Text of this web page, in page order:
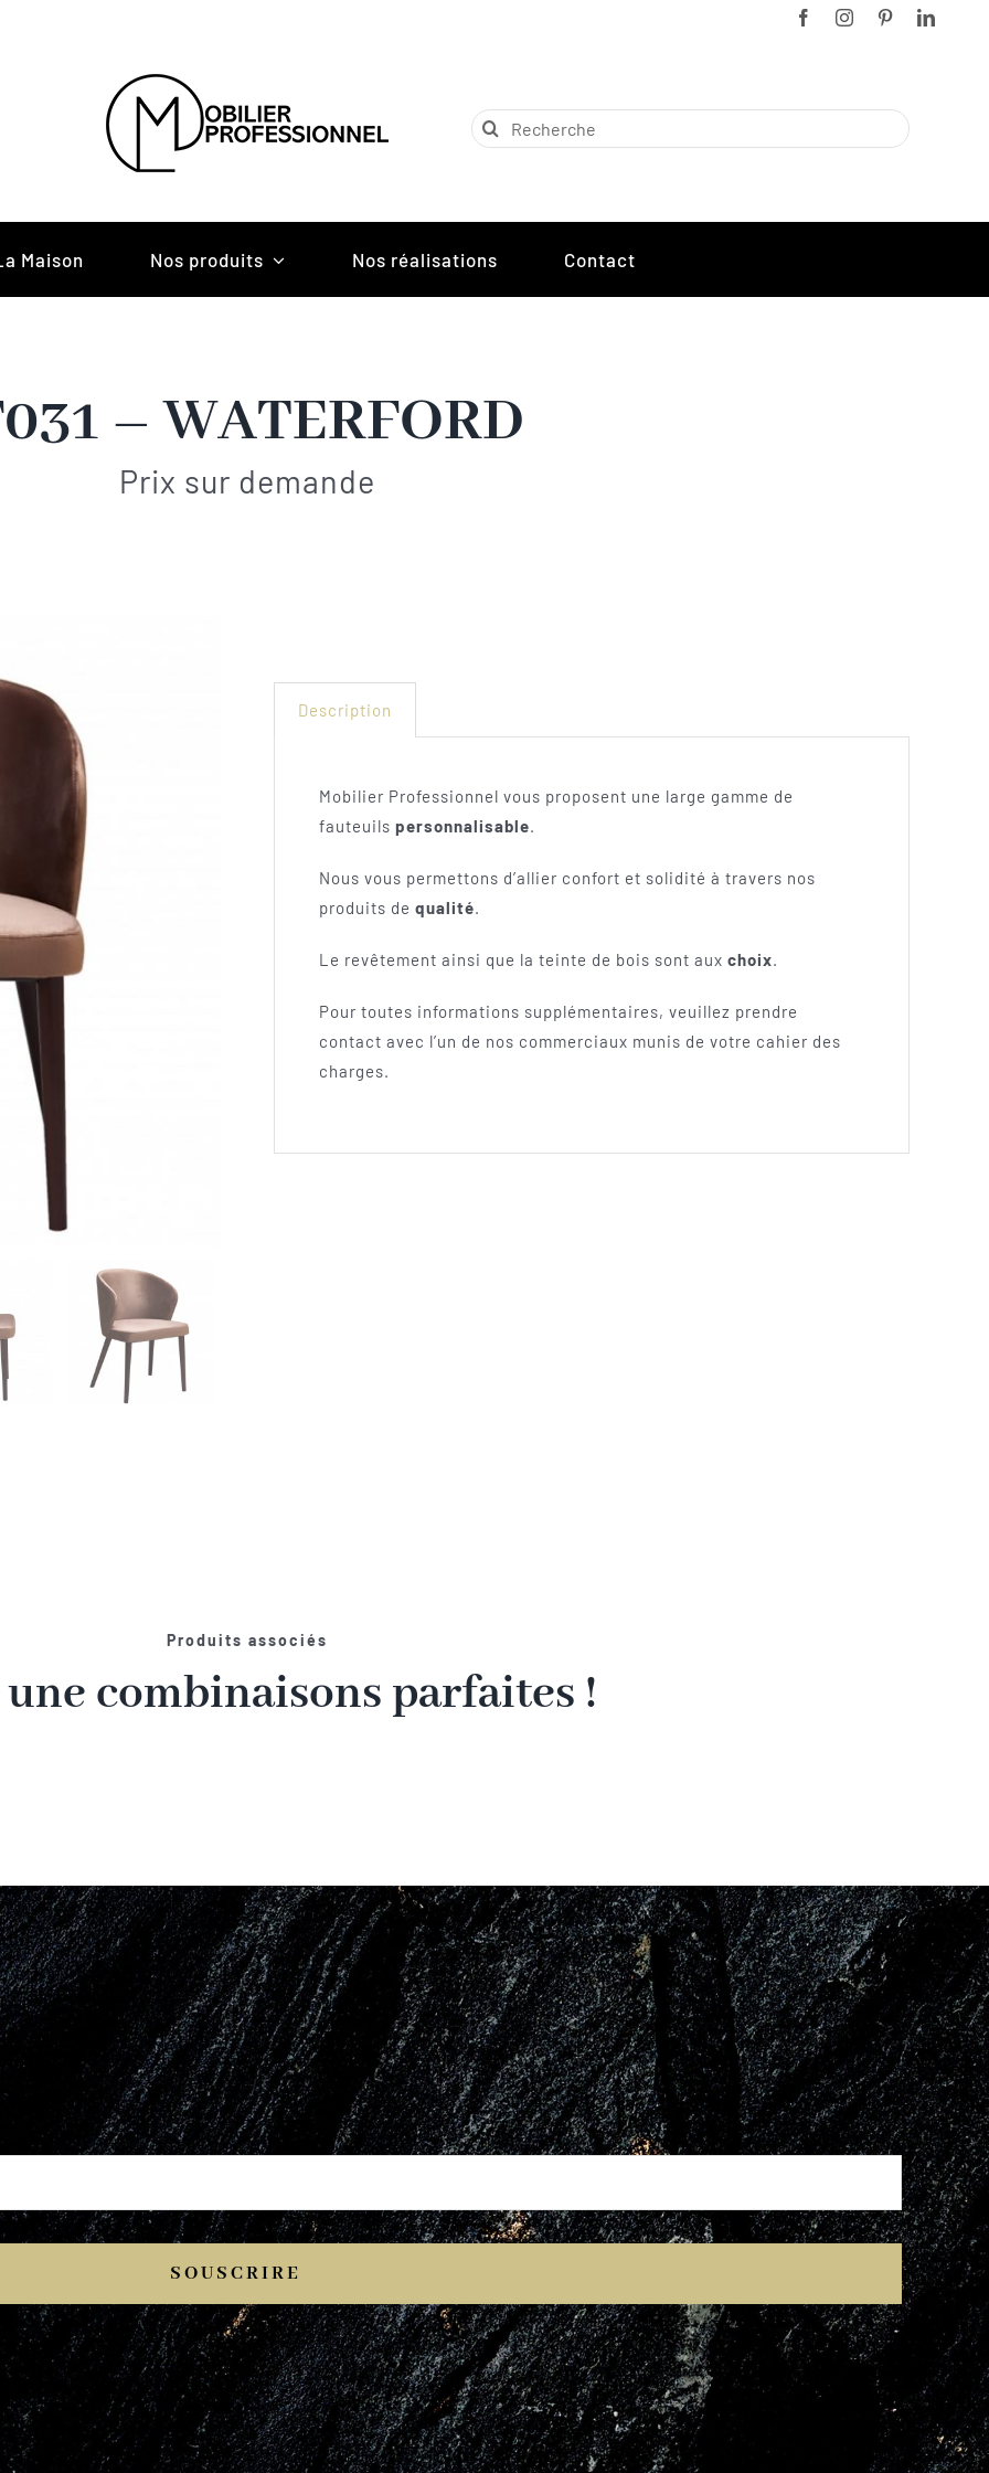
Rechercher:
Maison Nos produits Nos réalisations Contact
– WATERFORD
Prix sur demande
Description
Mobilier Professionnel vous proposent une large gamme de
fauteuils personnalisable.
Nous vous permettons d’allier confort et solidité à travers nos
produits de qualité.
Le revêtement ainsi que la teinte de bois sont aux choix.
Pour toutes informations supplémentaires, veuillez prendre
contact avec l’un de nos commerciaux munis de votre cahier des
charges.
Produits associés
combinaisons parfaites !
SOUSCRIRE